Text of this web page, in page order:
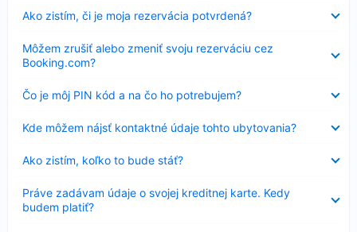
Ako zistím, či je moja rezervácia potvrdená?
sa
Môžem zrušiť alebo zmeniť svoju rezerváciu cez
Booking.com?
sa
Čo je môj PIN kód a na čo ho potrebujem?
Nezobrazuje
sa
Kde môžem nájsť kontaktné údaje tohto ubytovania?
sa
Ako zistím, koľko to bude stáť?
sa
Práve zadávam údaje o svojej kreditnej karte. Kedy
budem platiť?
sa